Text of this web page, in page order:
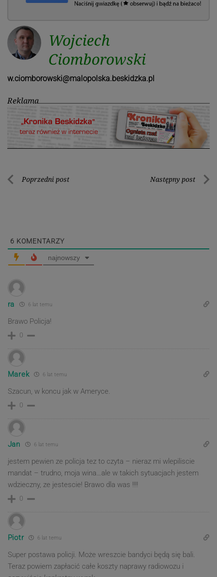
Wojciech
Ciomborowski
w.ciomborowski@malopolska.beskidzka.pl
Reklama
Nawigacja
Poprzedni post Następny post
6 KOMENTARZY
najnowszy
ra 6 lat temu
Brawo Policja!
0
Marek 6 lat temu
Szacun, w koncu jak w Ameryce.
0
Jan 6 lat temu
jestem pewien ze policja tez to czyta – nieraz mi wlepiliscie
mandat – trudno, moja wina…ale w takich sytuacjach jestem
wdzieczny, ze jestescie! Brawo dla was !!!!
0
Piotr 6 lat temu
Super postawa policji. Może wreszcie bandyci będą się bali.
Teraz powiem zapłacić całe koszty naprawy radiowozu i